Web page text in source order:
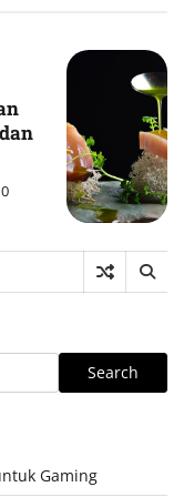
0
Search
Gaming